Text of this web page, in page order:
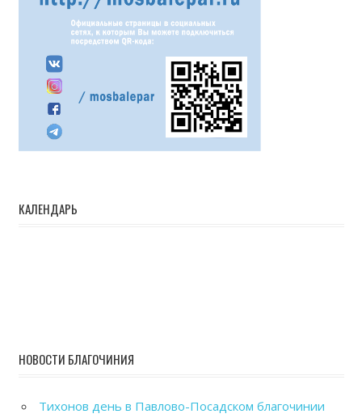
КАЛЕНДАРЬ
НОВОСТИ БЛАГОЧИНИЯ
Тихонов день в Павлово-Посадском благочинии